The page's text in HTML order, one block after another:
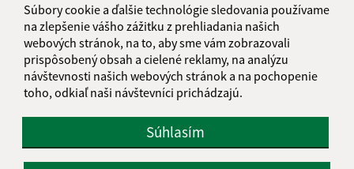
Súbory cookie a ďalšie technológie sledovania používame
na zlepšenie vášho zážitku z prehliadania našich
webových stránok, na to, aby sme vám zobrazovali
prispôsobený obsah a cielené reklamy, na analýzu
návštevnosti našich webových stránok a na pochopenie
toho, odkiaľ naši návštevníci prichádzajú.
Súhlasím